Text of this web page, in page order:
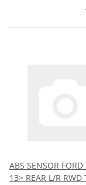
ABS SENSOR
13> REAR L/R RWD